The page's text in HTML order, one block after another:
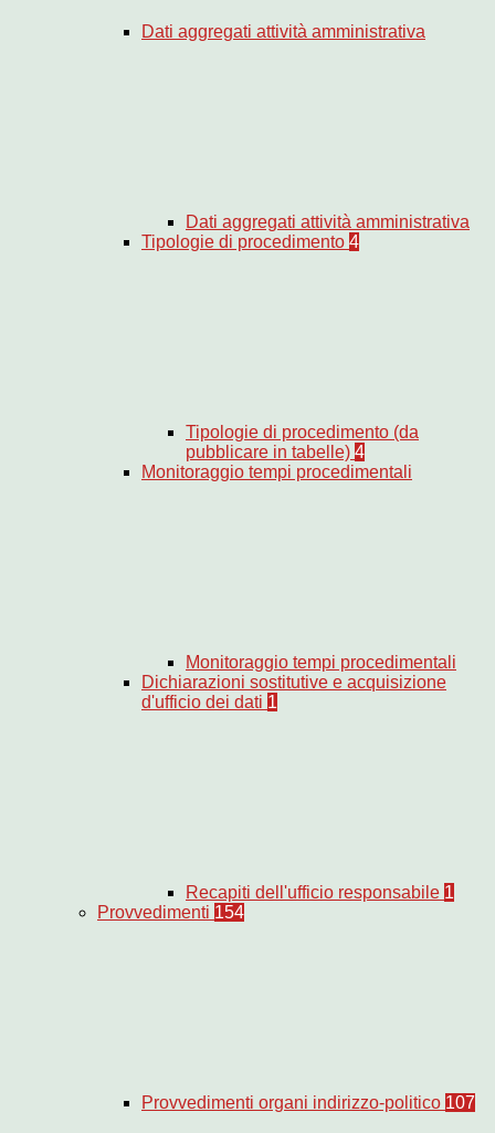
Dati aggregati attività amministrativa
Dati aggregati attività amministrativa
Tipologie di procedimento 4
Tipologie di procedimento (da
pubblicare in tabelle) 4
Monitoraggio tempi procedimentali
Monitoraggio tempi procedimentali
Dichiarazioni sostitutive e acquisizione
d'ufficio dei dati 1
Recapiti dell'ufficio responsabile 1
Provvedimenti 154
Provvedimenti organi indirizzo-politico 107